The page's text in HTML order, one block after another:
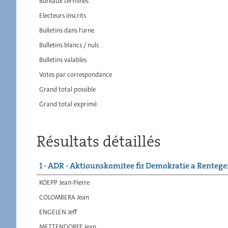
Electeurs inscrits
Bulletins dans l'urne
Bulletins blancs / nuls
Bulletins valables
Votes par correspondance
Grand total possible
Grand total exprimé
Résultats détaillés
1 - ADR - Aktiounskomitee fir Demokratie a
KOEPP Jean-Pierre
COLOMBERA Jean
ENGELEN Jeff